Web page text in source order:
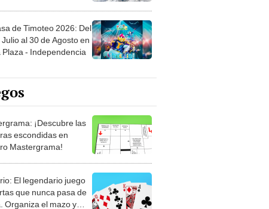
de Timoteo 2026: Del
Julio al 30 de Agosto en
Plaza - Independencia
¡Descubre las
escondidas en
Mastergrama!
El legendario juego
que nunca pasa de
Organiza el mazo y